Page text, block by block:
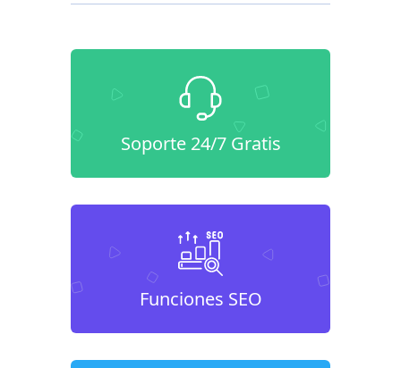
Soporte 24/7 Gratis
Funciones SEO